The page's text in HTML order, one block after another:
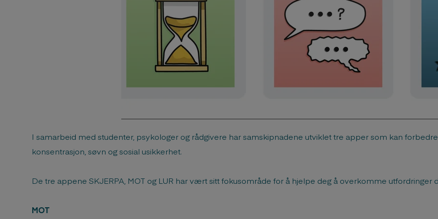
I samarbeid med studenter, psykologer og rådgivere har samskipnadene utviklet tre apper som kan
konsentrasjon, søvn og sosial usikkerhet.
De tre appene SKJERPA, MOT og LUR har vært sitt fokusområde for å hjelpe deg å overkomme
MOT